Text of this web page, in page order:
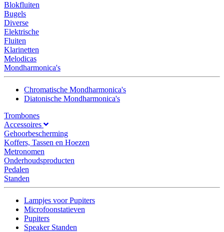
Blokfluiten
Bugels
Diverse
Elektrische
Fluiten
Klarinetten
Melodicas
Mondharmonica's
Chromatische Mondharmonica's
Diatonische Mondharmonica's
Trombones
Accessoires
Gehoorbescherming
Koffers, Tassen en Hoezen
Metronomen
Onderhoudsproducten
Pedalen
Standen
Lampjes voor Pupiters
Microfoonstatieven
Pupiters
Speaker Standen